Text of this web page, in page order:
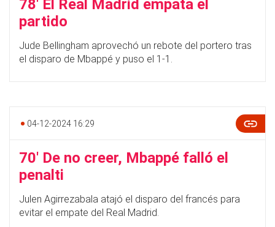
78' El Real Madrid empata el
partido
Jude Bellingham aprovechó un rebote del portero tras
el disparo de Mbappé y puso el 1-1.
04-12-2024 16:29
70' De no creer, Mbappé falló el
penalti
Julen Agirrezabala atajó el disparo del francés para
evitar el empate del Real Madrid.